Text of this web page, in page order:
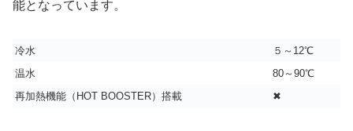
能となっています。
冷水
５～12℃
温水
80～90℃
再加熱機能（HOT BOOSTER）搭載
✖